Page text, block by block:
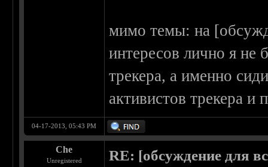
мимо темы: на
интересов лично я не
трекера, а именно
активистов трекера и
04-17-2013, 05:43 PM
Che
Unregistered
RE: [обсуждение для